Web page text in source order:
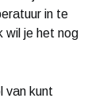
in te
wil je het nog
van kunt